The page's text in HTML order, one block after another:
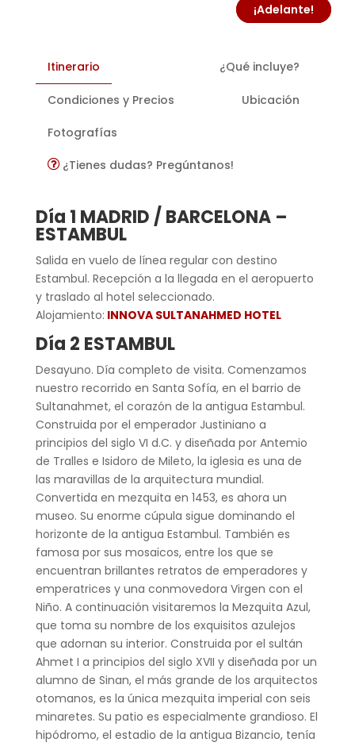
¡Adelante!
Itinerario ¿Qué incluye?
Condiciones y Precios Ubicación
Fotografías
¿Tienes dudas? Pregúntanos!
Día 1 MADRID / BARCELONA –
ESTAMBUL
Salida en vuelo de línea regular con destino
Estambul. Recepción a la llegada en el aeropuerto
y traslado al hotel seleccionado.
Alojamiento: INNOVA SULTANAHMED HOTEL
Día 2 ESTAMBUL
Desayuno. Día completo de visita. Comenzamos
nuestro recorrido en Santa Sofía, en el barrio de
Sultanahmet, el corazón de la antigua Estambul.
Construida por el emperador Justiniano a
principios del siglo VI d.C. y diseñada por Antemio
de Tralles e Isidoro de Mileto, la iglesia es una de
las maravillas de la arquitectura mundial.
Convertida en mezquita en 1453, es ahora un
museo. Su enorme cúpula sigue dominando el
horizonte de la antigua Estambul. También es
famosa por sus mosaicos, entre los que se
encuentran brillantes retratos de emperadores y
emperatrices y una conmovedora Virgen con el
Niño. A continuación visitaremos la Mezquita Azul,
que toma su nombre de los exquisitos azulejos
que adornan su interior. Construida por el sultán
Ahmet I a principios del siglo XVII y diseñada por un
alumno de Sinan, el más grande de los arquitectos
otomanos, es la única mezquita imperial con seis
minaretes. Su patio es especialmente grandioso. El
hipódromo, el estadio de la antigua Bizancio, tenía